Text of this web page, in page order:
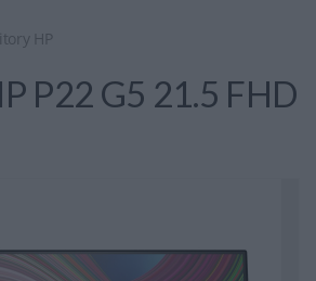
HP
P22 G5 21.5 FHD